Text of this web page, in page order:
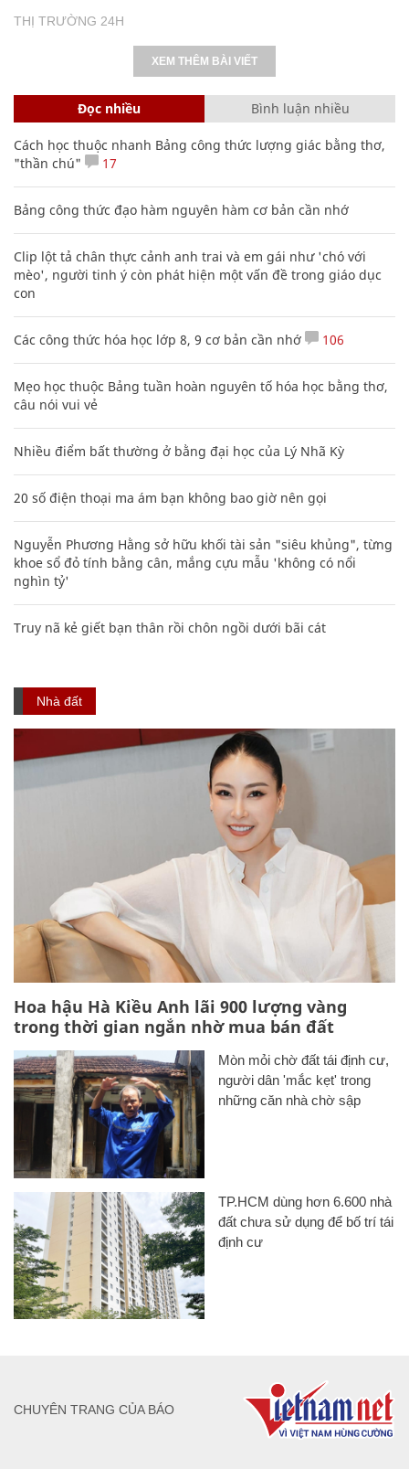
THỊ TRƯỜNG 24H
XEM THÊM BÀI VIẾT
Đọc nhiều Bình luận nhiều
Cách học thuộc nhanh Bảng công thức lượng giác bằng thơ,
"thần chú"
17
Bảng công thức đạo hàm nguyên hàm cơ bản cần nhớ
Clip lột tả chân thực cảnh anh trai và em gái như 'chó với
mèo', người tinh ý còn phát hiện một vấn đề trong giáo dục
con
Các công thức hóa học lớp 8, 9 cơ bản cần nhớ 106
Mẹo học thuộc Bảng tuần hoàn nguyên tố hóa học bằng thơ,
câu nói vui vẻ
Nhiều điểm bất thường ở bằng đại học của Lý Nhã Kỳ
20 số điện thoại ma ám bạn không bao giờ nên gọi
Nguyễn Phương Hằng sở hữu khối tài sản "siêu khủng", từng
khoe sổ đỏ tính bằng cân, mắng cựu mẫu 'không có nổi
nghìn tỷ'
Truy nã kẻ giết bạn thân rồi chôn ngồi dưới bãi cát
Nhà đất
Hoa hậu Hà Kiều Anh lãi 900 lượng vàng
trong thời gian ngắn nhờ mua bán đất
Mòn mỏi chờ đất tái định cư,
người dân 'mắc kẹt' trong
những căn nhà chờ sập
TP.HCM dùng hơn 6.600 nhà
đất chưa sử dụng để bố trí tái
định cư
CHUYÊN TRANG CỦA BÁO